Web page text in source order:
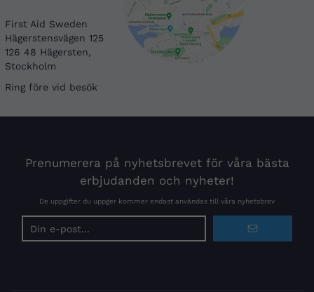
First Aid Sweden
Hägerstensvägen 125
126 48 Hägersten,
Stockholm
Ring före vid besök
Prenumerera på nyhetsbrevet för våra bästa
erbjudanden och nyheter!
De uppgifter du uppger kommer endast användas till våra nyhetsbrev